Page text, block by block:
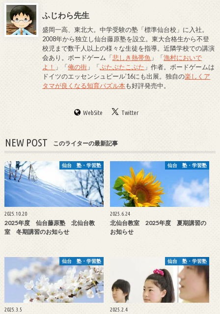
ふじわら先生
盛岡一高、東北大。中学受験の塾「標準仙台校」に入社。
2008年から独立し仙台藤原塾を設立。東大合格生から不登
校児まで数千人以上の様々な生徒を指導。近隣学校での講演
会あり。ボードゲーム「悲しき熱帯魚 」「漁村においで
よ！ 」「俺の街 」「ぶたぶたこぶた 」作者。ボードゲームは
ドイツのエッセンシュピール’16にも出展。独自の楽しくア
タマが良くなる知育パズル本も好評発売中。
WebSite Twitter
NEW POST このライターの最新記事
仙台 塾・学習塾
2025.10.20
2025年度 仙台藤原塾 北仙台教
室 冬期講習のお知らせ
仙台 塾・学習塾
2025.6.24
北仙台教室 2025年度 夏期講習の
お知らせ
仙台 塾・学習塾
2025.3.5
仙台 塾・学習塾
2025.2.4